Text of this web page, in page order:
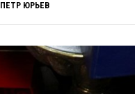
ПЕТР ЮРЬЕВ